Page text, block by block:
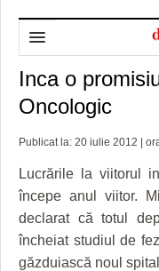
HOME
DESPRE NOI
REDACȚIA
POLITICA DE
POLITICA DE
ADMINISTRAȚIE
PRIMĂRIA
CONSILIUL
PREFECTURA
POLITICĂ
POLITICA
SPORT
POLI TIMISOARA
FOTBAL JUDETEAN
OPINII
DOSARELE
TIMP LIBER ȘI
Inca o
Oncologic
Publicat la: 20 iulie 2012 |
Lucrările la viitorul
începe anul viitor.
declarat că totul
încheiat studiul de
găzduiască noul